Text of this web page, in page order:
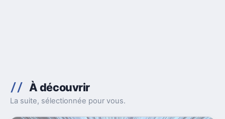
À découvrir
La suite, sélectionnée pour vous.